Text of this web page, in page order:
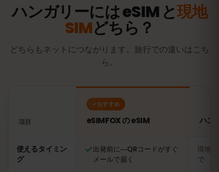
ハンガリーには eSIM と現地
SIMどちら？
どちらもネットにつながります。旅行での違いはこち
ら。
項目
おすすめ
eSIMFOX の eSIM ハン
使えるタイミン
グ
出発前に―QRコードがすぐ
メールで届く
現地
で